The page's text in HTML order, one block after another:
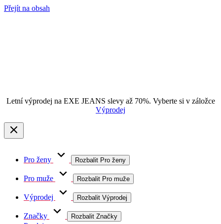
Přejít na obsah
Letní výprodej na EXE JEANS slevy až 70%. Vyberte si v záložce
Výprodej
Pro ženy Rozbalit Pro ženy
Pro muže Rozbalit Pro muže
Výprodej Rozbalit Výprodej
Značky Rozbalit Značky